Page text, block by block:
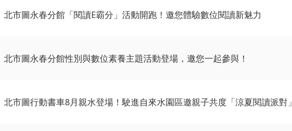
北市圖永春分館「閱讀E霸分」活動開跑！邀您體驗數位閱讀新魅力
北市圖永春分館性別與數位素養主題活動登場，邀您一起參與！
北市圖行動書車8月親水登場！駛進自來水園區邀親子共度「涼夏閱讀派對」